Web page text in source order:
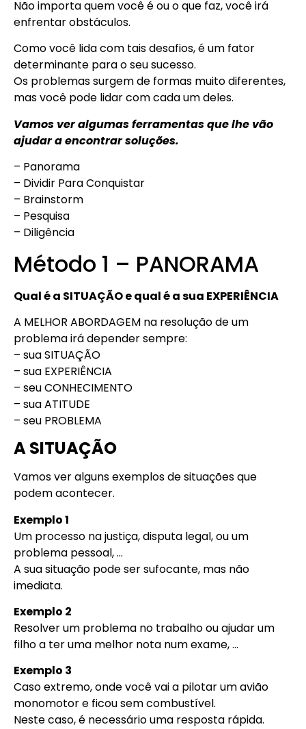
Não importa quem você é ou o que faz,você irá
enfrentar obstáculos.
Como você lida com tais desafios, é um fator
determinante para o seu sucesso.
Os problemas surgem de formas muito diferentes,
mas você pode lidar com cada um deles.
Vamos ver algumas ferramentas que lhe vão
ajudar a encontrar soluções.
– Panorama
– Dividir Para Conquistar
– Brainstorm
– Pesquisa
– Diligência
Método 1 – PANORAMA
Qual é a SITUAÇÃO e qual é a sua EXPERIÊNCIA
A MELHOR ABORDAGEM na resolução de um
problema irá depender sempre:
– sua SITUAÇÃO
– sua EXPERIÊNCIA
– seu CONHECIMENTO
– sua ATITUDE
– seu PROBLEMA
A SITUAÇÃO
Vamos ver alguns exemplos de situações que
podem acontecer.
Exemplo 1
Um processo na justiça, disputa legal, ou um
problema pessoal, …
A sua situação pode ser sufocante, mas não
imediata.
Exemplo 2
Resolver um problema no trabalho ou ajudar um
filho a ter uma melhor nota num exame, …
Exemplo 3
Caso extremo, onde você vai a pilotar um avião
monomotor e ficou sem combustível.
Neste caso, é necessário uma resposta rápida.